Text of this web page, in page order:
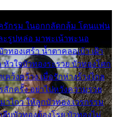
รักรุม ในอกกลัดกลุ้ม โดนแฟน
ะรูปหล่อ มาพะเน้าพะนอ
วทองเศร้า น้ำตาคลอเบ้า เฝ้า
วใจบัวทองระรวย บัวทองโศก
คว้งคว้าง เมื่อรักห่างร้างไกล
กครั้ง อย่าไปหวังความรวย
าไกว ให้ลูกบัวทอง เวรกรรม
บบัวทองต้องโรย บัวทองไม่